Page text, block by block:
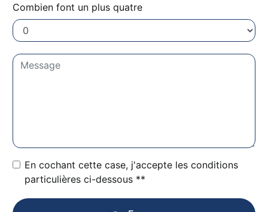
Combien font un plus quatre
En cochant cette case, j'accepte les conditions
particulières ci-dessous **